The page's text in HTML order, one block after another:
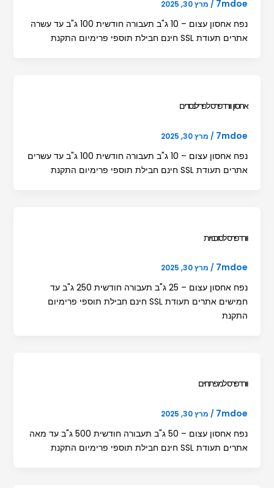
7mdoe
/ מרץ 30, 2025
נפח אחסון עצום – 10 ג"ב תעבורה חודשית 100 ג"ב עד עשרה
אתרים תעודת SSL חינם חבילת תוספי פרימיום התקנת
אחסון וורדפרס לפרילנסרים
7mdoe
/ מרץ 30, 2025
נפח אחסון עצום – 10 ג"ב תעבורה חודשית 100 ג"ב עד עשרים
אתרים תעודת SSL חינם חבילת תוספי פרימיום התקנת
וורדפרס לסוכנויות
7mdoe
/ מרץ 30, 2025
נפח אחסון עצום – 25 ג"ב תעבורה חודשית 250 ג"ב עד
חמישים אתרים תעודת SSL חינם חבילת תוספי פרימיום
התקנת
וורדפרס למפתחים
7mdoe
/ מרץ 30, 2025
נפח אחסון עצום – 50 ג"ב תעבורה חודשית 500 ג"ב עד מאה
אתרים תעודת SSL חינם חבילת תוספי פרימיום התקנת